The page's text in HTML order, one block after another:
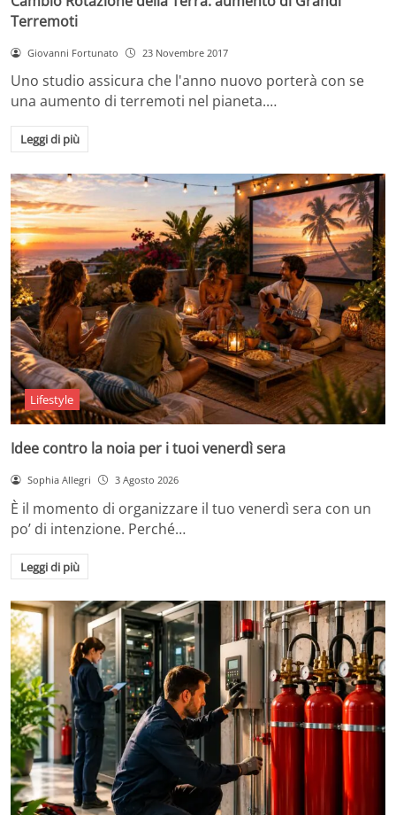
Terremoti
Giovanni Fortunato 23 Novembre 2017
Uno studio assicura che l'anno nuovo porterà con se
una aumento di terremoti nel pianeta.…
Leggi di più
Lifestyle
Idee contro la noia per i tuoi venerdì sera
Sophia Allegri 3 Agosto 2026
È il momento di organizzare il tuo venerdì sera con un
po’ di intenzione. Perché…
Leggi di più